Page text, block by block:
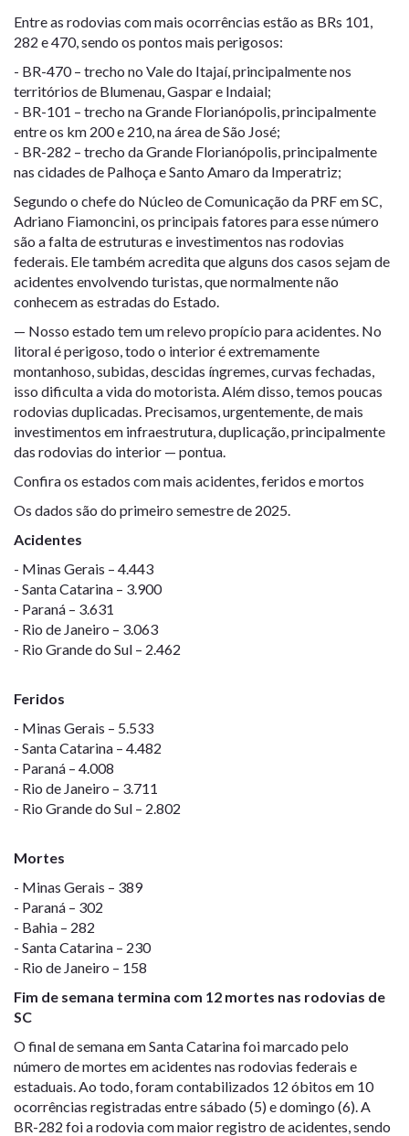
Entre as rodovias com mais ocorrências estão as BRs 101,
282 e 470, sendo os pontos mais perigosos:
- BR-470 – trecho no Vale do Itajaí, principalmente nos
territórios de Blumenau, Gaspar e Indaial;
- BR-101 – trecho na Grande Florianópolis, principalmente
entre os km 200 e 210, na área de São José;
- BR-282 – trecho da Grande Florianópolis, principalmente
nas cidades de Palhoça e Santo Amaro da Imperatriz;
Segundo o chefe do Núcleo de Comunicação da PRF em SC,
Adriano Fiamoncini, os principais fatores para esse número
são a falta de estruturas e investimentos nas rodovias
federais. Ele também acredita que alguns dos casos sejam de
acidentes envolvendo turistas, que normalmente não
conhecem as estradas do Estado.
— Nosso estado tem um relevo propício para acidentes. No
litoral é perigoso, todo o interior é extremamente
montanhoso, subidas, descidas íngremes, curvas fechadas,
isso dificulta a vida do motorista. Além disso, temos poucas
rodovias duplicadas. Precisamos, urgentemente, de mais
investimentos em infraestrutura, duplicação, principalmente
das rodovias do interior — pontua.
Confira os estados com mais acidentes, feridos e mortos
Os dados são do primeiro semestre de 2025.
Acidentes
- Minas Gerais – 4.443
- Santa Catarina – 3.900
- Paraná – 3.631
- Rio de Janeiro – 3.063
- Rio Grande do Sul – 2.462
Feridos
- Minas Gerais – 5.533
- Santa Catarina – 4.482
- Paraná – 4.008
- Rio de Janeiro – 3.711
- Rio Grande do Sul – 2.802
Mortes
- Minas Gerais – 389
- Paraná – 302
- Bahia – 282
- Santa Catarina – 230
- Rio de Janeiro – 158
Fim de semana termina com 12 mortes nas rodovias de
SC
O final de semana em Santa Catarina foi marcado pelo
número de mortes em acidentes nas rodovias federais e
estaduais. Ao todo, foram contabilizados 12 óbitos em 10
ocorrências registradas entre sábado (5) e domingo (6). A
BR-282 foi a rodovia com maior registro de acidentes, sendo